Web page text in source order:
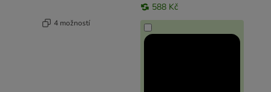
4 možností
588 Kč